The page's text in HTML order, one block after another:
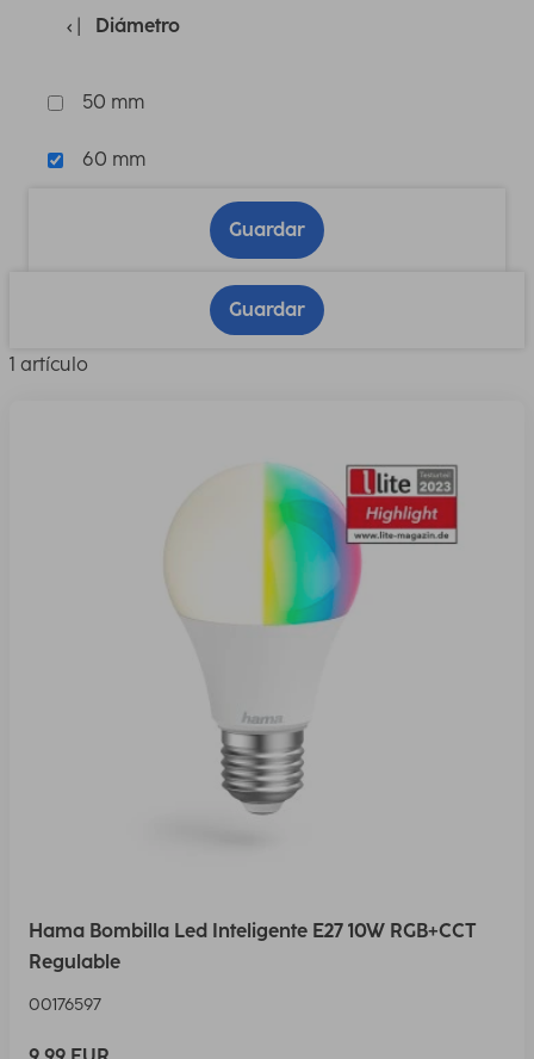
Diámetro
50 mm
60 mm
Guardar
Guardar
1 artículo
Hama Bombilla Led Inteligente E27 10W RGB+CCT
Regulable
00176597